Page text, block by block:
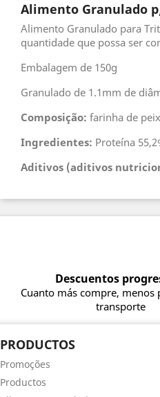
Alimento Granulado
Alimento Granulado para
quantidade que possa ser
Embalagem de 150g
Granulado de 1.1mm de
Composição: farinha de
Ingredientes: Proteína
Aditivos (aditivos
Descuentos
Cuanto más compre, menos
transporte
PRODUCTOS
Promoções
Productos